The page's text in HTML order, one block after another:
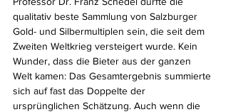
qualitativ beste Sammlung von Salzburger
Gold- und Silbermultiplen sein, die seit dem
Zweiten Weltkrieg versteigert wurde. Kein
Wunder, dass die Bieter aus der ganzen
Welt kamen: Das Gesamtergebnis summierte
sich auf fast das Doppelte der
ursprünglichen Schätzung. Auch wenn die